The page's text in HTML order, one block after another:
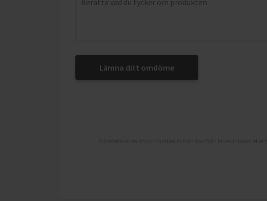
Lämna ditt omdöme